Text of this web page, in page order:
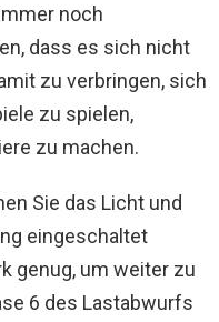
noch
dass es sich nicht
zu verbringen, sich
zu spielen,
zu machen.
Sie das Licht und
eingeschaltet
genug, um weiter zu
6 des Lastabwurfs